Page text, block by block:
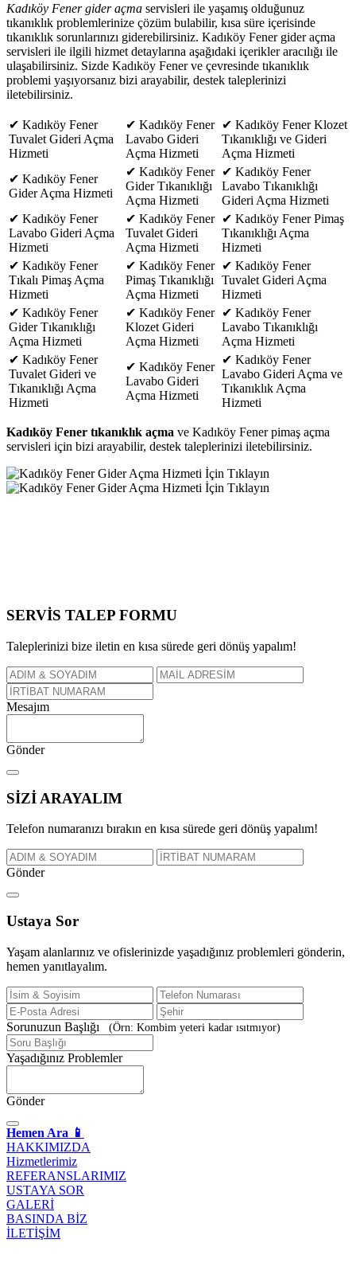
Kadıköy Fener gider açma servisleri ile yaşamış olduğunuz
tıkanıklık problemlerinize çözüm bulabilir, kısa süre içerisinde
tıkanıklık sorunlarınızı giderebilirsiniz. Kadıköy Fener gider açma
servisleri ile ilgili hizmet detaylarına aşağıdaki içerikler aracılığı ile
ulaşabilirsiniz. Sizde Kadıköy Fener ve çevresinde tıkanıklık
problemi yaşıyorsanız bizi arayabilir, destek taleplerinizi
iletebilirsiniz.
✔ Kadıköy Fener
Tuvalet Gideri Açma
Hizmeti
✔ Kadıköy Fener
Lavabo Gideri
Açma Hizmeti
✔ Kadıköy Fener Klozet
Tıkanıklığı ve Gideri
Açma Hizmeti
✔ Kadıköy Fener
Gider Açma Hizmeti
✔ Kadıköy Fener
Gider Tıkanıklığı
Açma Hizmeti
✔ Kadıköy Fener
Lavabo Tıkanıklığı
Gideri Açma Hizmeti
✔ Kadıköy Fener
Lavabo Gideri Açma
Hizmeti
✔ Kadıköy Fener
Tuvalet Gideri
Açma Hizmeti
✔ Kadıköy Fener Pimaş
Tıkanıklığı Açma
Hizmeti
✔ Kadıköy Fener
Tıkalı Pimaş Açma
Hizmeti
✔ Kadıköy Fener
Pimaş Tıkanıklığı
Açma Hizmeti
✔ Kadıköy Fener
Tuvalet Gideri Açma
Hizmeti
✔ Kadıköy Fener
Gider Tıkanıklığı
Açma Hizmeti
✔ Kadıköy Fener
Klozet Gideri
Açma Hizmeti
✔ Kadıköy Fener
Lavabo Tıkanıklığı
Açma Hizmeti
✔ Kadıköy Fener
Tuvalet Gideri ve
Tıkanıklığı Açma
Hizmeti
✔ Kadıköy Fener
Lavabo Gideri
Açma Hizmeti
✔ Kadıköy Fener
Lavabo Gideri Açma ve
Tıkanıklık Açma
Hizmeti
Kadıköy Fener tıkanıklık açma ve Kadıköy Fener pimaş açma
servisleri için bizi arayabilir, destek taleplerinizi iletebilirsiniz.
SERVİS TALEP FORMU
Taleplerinizi bize iletin en kısa sürede geri dönüş yapalım!
Mesajım
Gönder
SİZİ ARAYALIM
Telefon numaranızı bırakın en kısa sürede geri dönüş yapalım!
Gönder
Ustaya Sor
Yaşam alanlarınız ve ofislerinizde yaşadığınız problemleri gönderin,
hemen yanıtlayalım.
Sorunuzun Başlığı (Örn: Kombim yeteri kadar ısıtmıyor)
Yaşadığınız Problemler
Gönder
Hemen Ara 📱
HAKKIMIZDA
Hizmetlerimiz
REFERANSLARIMIZ
USTAYA SOR
GALERİ
BASINDA BİZ
İLETİŞİM